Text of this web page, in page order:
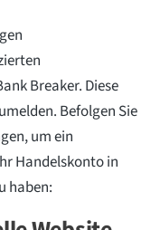
Breaker. Diese
Befolgen Sie
um ein
Handelskonto in
haben: